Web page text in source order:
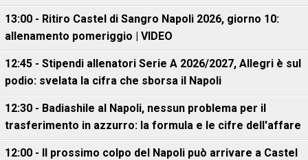
13:00 - Ritiro Castel di Sangro Napoli 2026, giorno 10:
allenamento pomeriggio | VIDEO
12:45 - Stipendi allenatori Serie A 2026/2027, Allegri è sul
podio: svelata la cifra che sborsa il Napoli
12:30 - Badiashile al Napoli, nessun problema per il
trasferimento in azzurro: la formula e le cifre dell'affare
12:00 - Il prossimo colpo del Napoli può arrivare a Castel